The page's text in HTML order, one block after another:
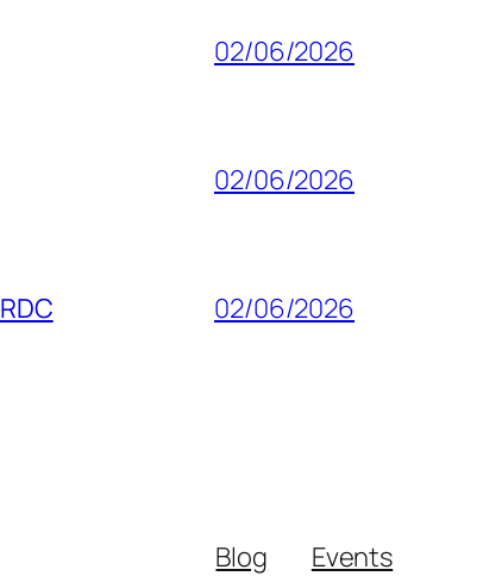
02/06/2026
02/06/2026
02/06/2026
Blog
Events